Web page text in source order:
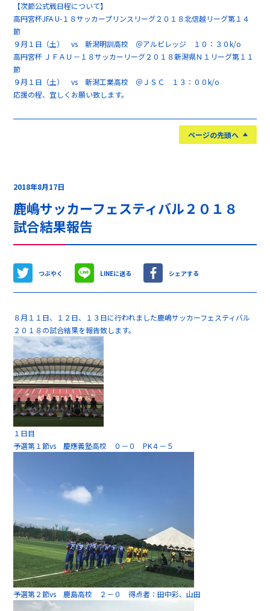
【次節公式戦日程について】
高円宮杯JFA U-１８サッカープリンスリーグ２０１８北信越リーグ第１４
節
９月１日（土） vs 新潟明訓高校 ＠アルビレッジ １０：３０k/o
高円宮杯 ＪＦＡＵ－１８サッカーリーグ２０１８新潟県Ｎ１リーグ第１１
節
９月１日（土） vs 新潟工業高校 ＠ＪＳＣ １３：００k/o
応援の程、宜しくお願い致します。
ページの先頭へ
2018年8月17日
鹿嶋サッカーフェスティバル２０１８
試合結果報告
つぶやく LINEに送る シェアする
８月１１日、１２日、１３日に行われました鹿嶋サッカーフェスティバル
２０１８の試合結果を報告致します。
１日目
予選第１節vs 慶應義塾高校 ０－０ PK４－５
予選第２節vs 鹿島高校 ２－０ 得点者：田中彩、山田